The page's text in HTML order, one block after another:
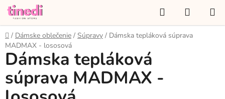
Prejsť
obsah
Hľadať
KOŠÍK
Domov
/ Dámske oblečenie / Súpravy / Dámska tepláková súprava
MADMAX - lososová
Dámska tepláková
súprava MADMAX -